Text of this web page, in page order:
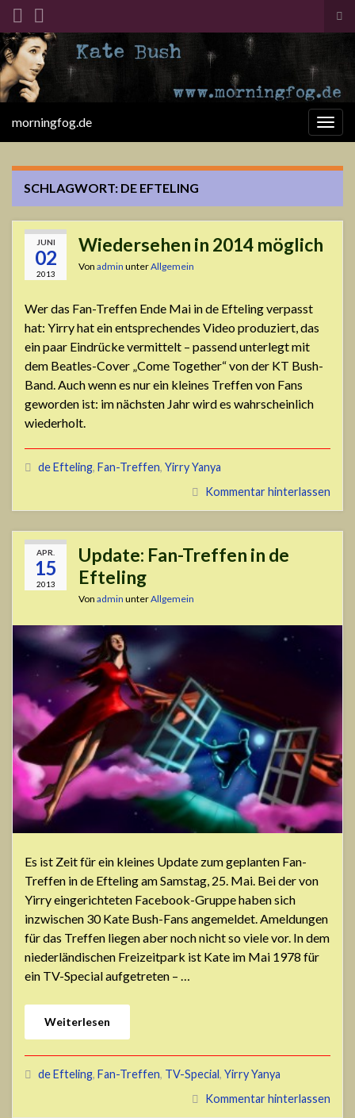
Search for:
morningfog.de
SCHLAGWORT: DE EFTELING
JUNI
02
2013
Wiedersehen in 2014 möglich
Von admin unterAllgemein
Wer das Fan-Treffen Ende Mai in de Efteling verpasst
hat: Yirry hat ein entsprechendes Video produziert, das
ein paar Eindrücke vermittelt – passend unterlegt mit
dem Beatles-Cover „Come Together“ von der KT Bush-
Band. Auch wenn es nur ein kleines Treffen von Fans
geworden ist: im nächsten Jahr wird es wahrscheinlich
wiederholt.
de Efteling, Fan-Treffen, Yirry Yanya
Kommentar hinterlassen
APR.
15
2013
Update: Fan-Treffen in de
Efteling
Von admin unterAllgemein
Es ist Zeit für ein kleines Update zum geplanten Fan-
Treffen in de Efteling am Samstag, 25. Mai. Bei der von
Yirry eingerichteten Facebook-Gruppe haben sich
inzwischen 30 Kate Bush-Fans angemeldet. Ameldungen
für das Treffen liegen aber noch nicht so viele vor. In dem
niederländischen Freizeitpark ist Kate im Mai 1978 für
ein TV-Special aufgetreten – …
Weiterlesen
de Efteling, Fan-Treffen, TV-Special, Yirry Yanya
Kommentar hinterlassen